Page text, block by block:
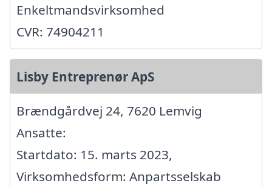
Enkeltmandsvirksomhed
CVR: 74904211
Lisby Entreprenør ApS
Brændgårdvej 24, 7620 Lemvig
Ansatte:
Startdato: 15. marts 2023,
Virksomhedsform: Anpartsselskab